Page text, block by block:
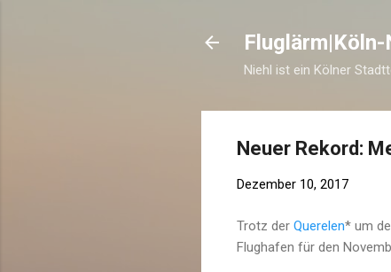
Fluglärm|Köln-
Niehl ist ein Kölner
Neuer Rekord:
Dezember 10, 2017
Trotz der Querelen* um
Flughafen für den